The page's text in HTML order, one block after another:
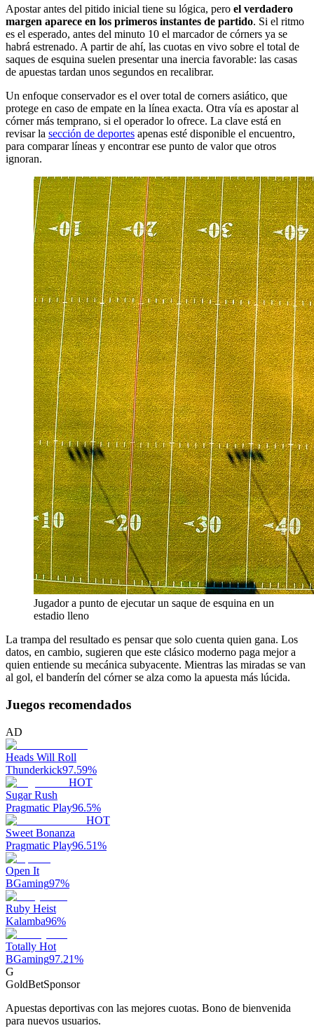
Apostar antes del pitido inicial tiene su lógica, pero el verdadero
margen aparece en los primeros instantes de partido. Si el ritmo
es el esperado, antes del minuto 10 el marcador de córners ya se
habrá estrenado. A partir de ahí, las cuotas en vivo sobre el total de
saques de esquina suelen presentar una inercia favorable: las casas
de apuestas tardan unos segundos en recalibrar.
Un enfoque conservador es el over total de corners asiático, que
protege en caso de empate en la línea exacta. Otra vía es apostar al
córner más temprano, si el operador lo ofrece. La clave está en
revisar la sección de deportes apenas esté disponible el encuentro,
para comparar líneas y encontrar ese punto de valor que otros
ignoran.
Jugador a punto de ejecutar un saque de esquina en un
estadio lleno
La trampa del resultado es pensar que solo cuenta quien gana. Los
datos, en cambio, sugieren que este clásico moderno paga mejor a
quien entiende su mecánica subyacente. Mientras las miradas se van
al gol, el banderín del córner se alza como la apuesta más lúcida.
Juegos recomendados
AD
Heads Will Roll
Thunderkick97.59%
HOT
Sugar Rush
Pragmatic Play96.5%
HOT
Sweet Bonanza
Pragmatic Play96.51%
Open It
BGaming97%
Ruby Heist
Kalamba96%
Totally Hot
BGaming97.21%
G
GoldBetSponsor
Apuestas deportivas con las mejores cuotas. Bono de bienvenida
para nuevos usuarios.